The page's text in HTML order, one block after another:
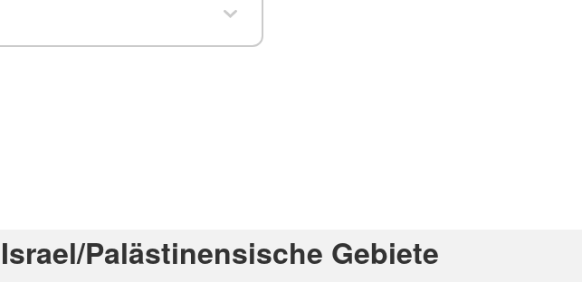
Israel/Palästinensische Gebiete